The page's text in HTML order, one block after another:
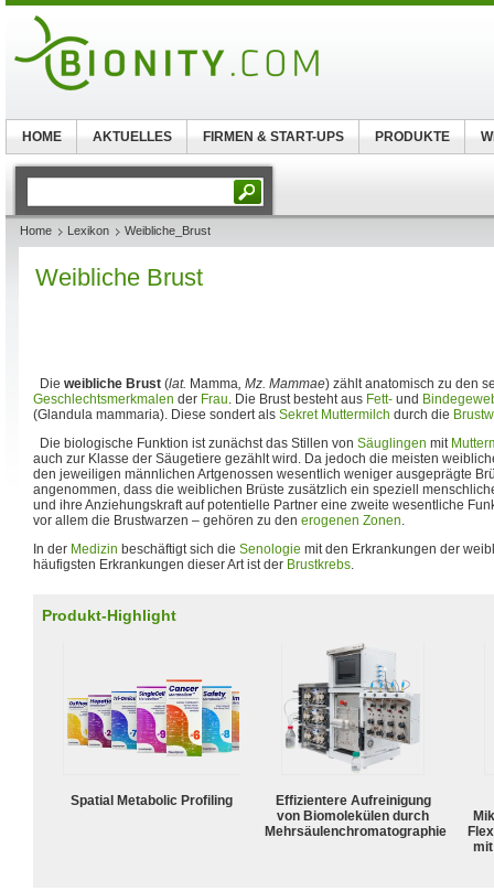
Home Lexikon Weibliche_Brust
Weibliche Brust
Die weibliche Brust (lat. Mamma, Mz. Mammae) zählt anatomisch zu den
Geschlechtsmerkmalen der Frau. Die Brust besteht aus Fett- und
(Glandula mammaria). Diese sondert als Sekret Muttermilch durch die
Die biologische Funktion ist zunächst das Stillen von Säuglingen mit
auch zur Klasse der Säugetiere gezählt wird. Da jedoch die meisten
den jeweiligen männlichen Artgenossen wesentlich weniger ausgeprägte
angenommen, dass die weiblichen Brüste zusätzlich ein speziell
und ihre Anziehungskraft auf potentielle Partner eine zweite wesentliche
vor allem die Brustwarzen – gehören zu den erogenen Zonen.
In der Medizin beschäftigt sich die Senologie mit den Erkrankungen der
häufigsten Erkrankungen dieser Art ist der Brustkrebs.
Produkt-Highlight
Spatial Metabolic Profiling
Effizientere Aufreinigung
von Biomolekülen durch
Mehrsäulenchromatographie
HOME AKTUELLES FIRMEN & START-UPS PRODUKTE